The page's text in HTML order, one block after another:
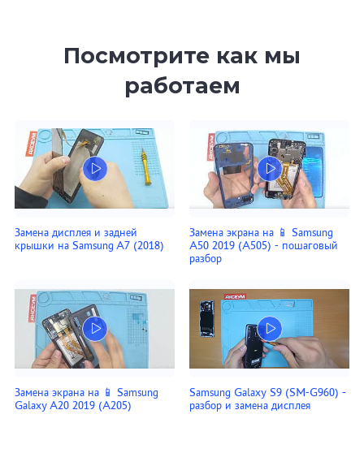
Посмотрите как мы
работаем
Замена дисплея и задней
крышки на Samsung A7 (2018)
Замена экрана на 📱 Samsung
A50 2019 (A505) - пошаговый
разбор
Замена экрана на 📱 Samsung
Galaxy A20 2019 (A205)
Samsung Galaxy S9 (SM-G960) -
разбор и замена дисплея